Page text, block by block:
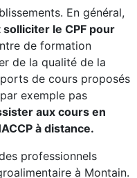
En général,
solliciter le CPF pour
de formation
de la qualité de la
de cours proposés
exemple pas
aux cours en
à distance.
professionnels
à Montain.